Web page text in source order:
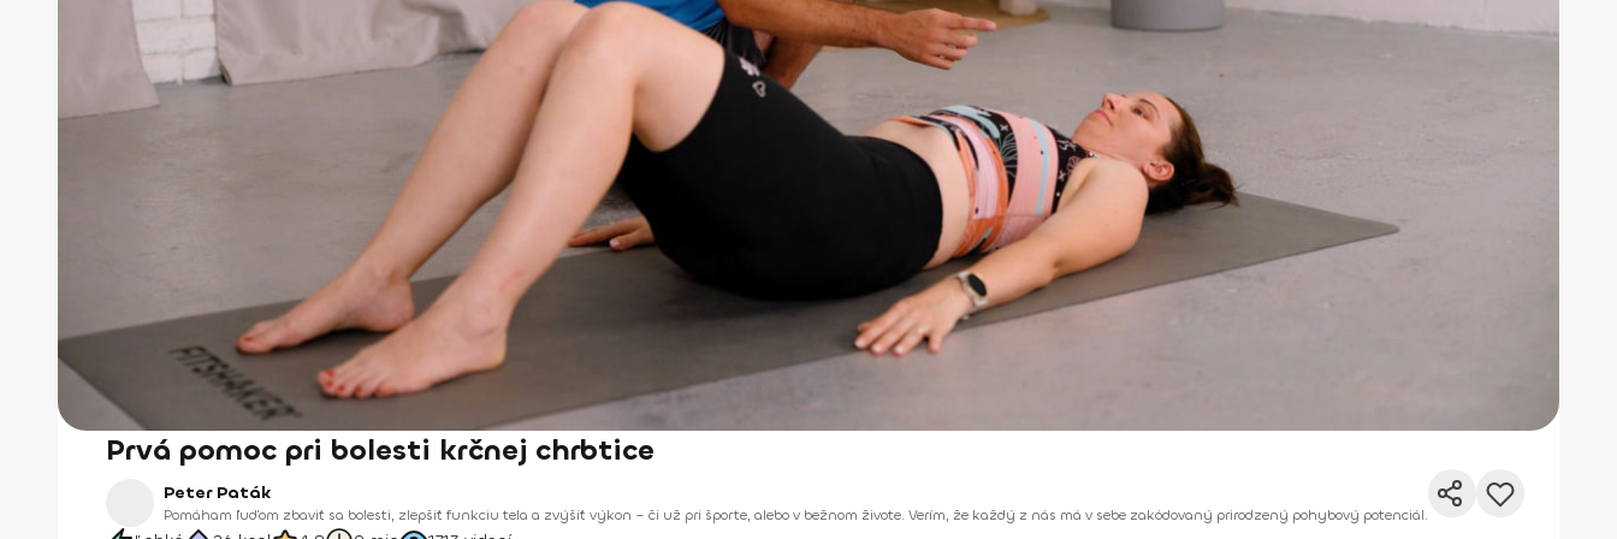
Prvá pomoc pri bolesti krčnej chrbtice
Peter Paták
Pomáham ľuďom zbaviť sa bolesti, zlepšiť funkciu tela a zvýšiť výkon – či už pri športe, alebo v bežnom živote. Verím, že každý z nás má v sebe zakódovaný prirodzený pohybový potenciál.